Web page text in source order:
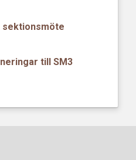
sektionsmöte
till SM3